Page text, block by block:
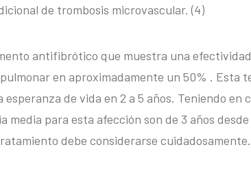
de trombosis microvascular. (4)
antifibrótico que muestra una
en aproximadamente un 50% . Esta
de vida en 2 a 5 años. Teniendo en
media para esta afección son de 3 años
debe considerarse